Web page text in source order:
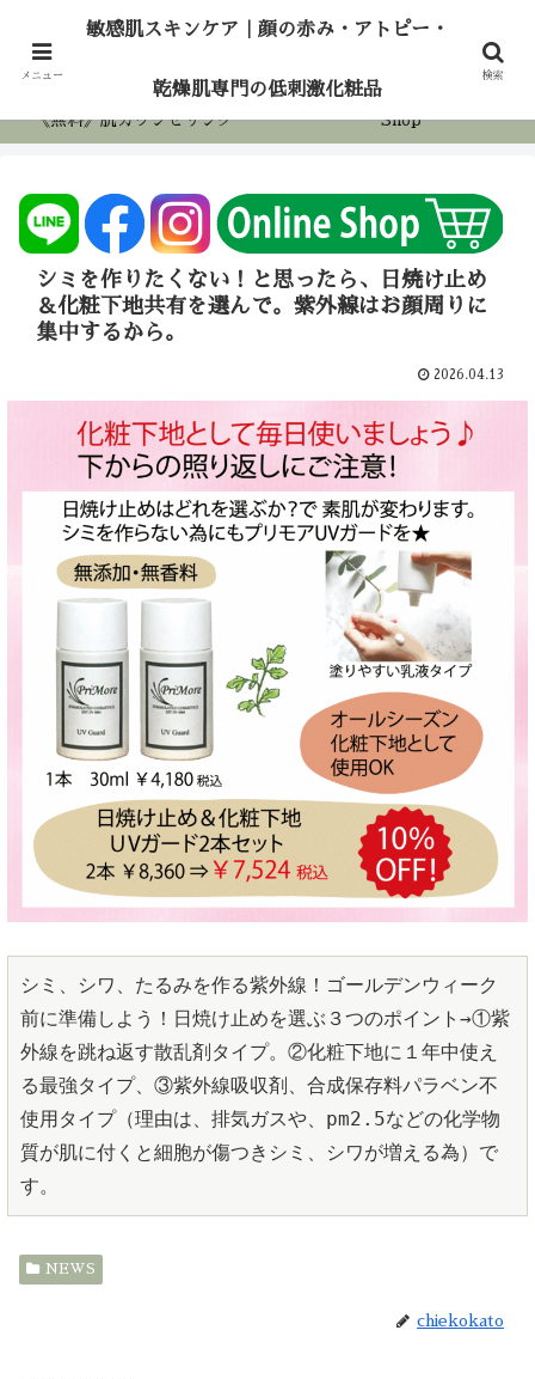
肌専門の低刺激化粧品
《無料》肌カウンセリング Shop
シミを作りたくない！と思ったら、日焼け止め
＆化粧下地共有を選んで。紫外線はお顔周りに
集中するから。
2026.04.13
シミ、シワ、たるみを作る紫外線！ゴールデンウィーク
前に準備しよう！日焼け止めを選ぶ３つのポイント→①紫
外線を跳ね返す散乱剤タイプ。②化粧下地に１年中使え
る最強タイプ、③紫外線吸収剤、合成保存料パラベン不
使用タイプ（理由は、排気ガスや、pm2.5などの化学物
質が肌に付くと細胞が傷つきシミ、シワが増える為）で
す。
NEWS
chiekokato
メニュー
敏感肌スキンケア｜顔の赤み・アトピー・
乾燥肌専門の低刺激化粧品
検索